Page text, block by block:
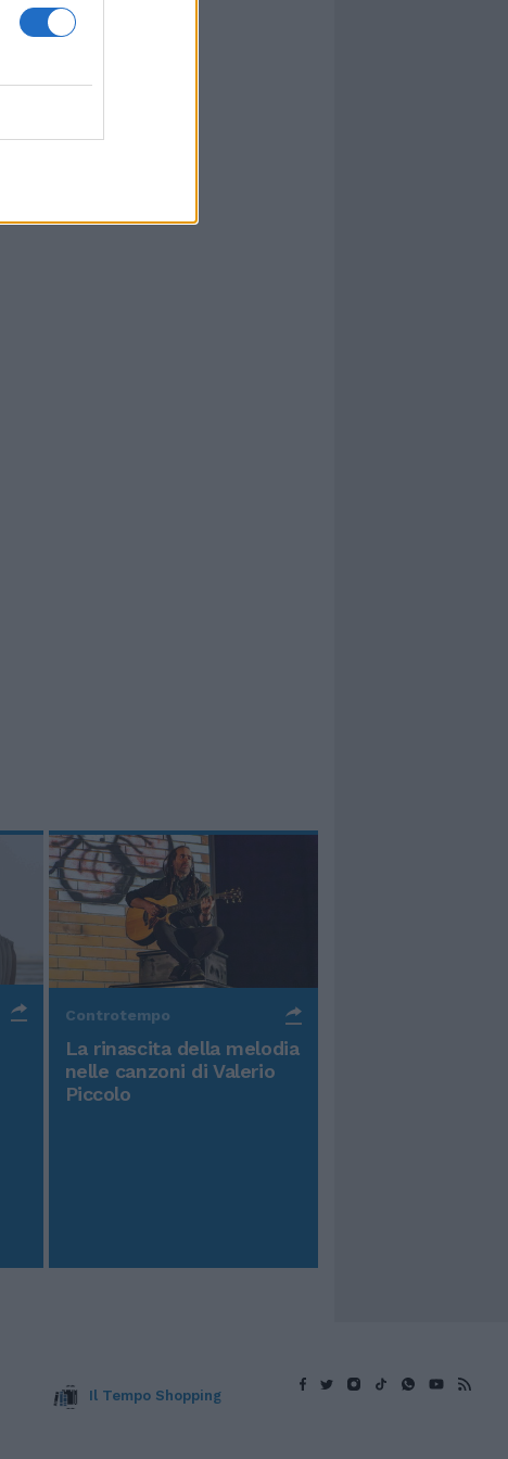
Controtempo
La rinascita della melodia
nelle canzoni di Valerio
Piccolo
Il Tempo Shopping